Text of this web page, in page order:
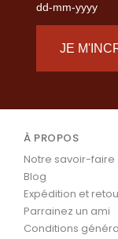
dd-mm-yyyy
JE
À PROPOS
Notre savoir-faire
Blog
Expédition et
Parrainez un ami
Conditions